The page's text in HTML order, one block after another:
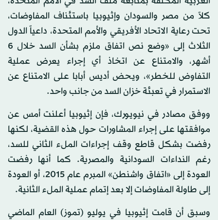
كلاً من مصر والسودان وإثيوبيا باستئناف المفاوضات،
تحت رعاية الاتحاد الأفريقي والأمم المتحدة، داعياً الدول
الثلاث إلى «وضع نص اتفاق ملزم بشأن السد خلال 6
أشهر، والامتناع عن اتخاذ أي إجراء يعرض عملية
التفاوض للخطر»، ويحض أديس أبابا على الامتناع عن
الاستمرار في تعبئة خزان السد من جانب واحد.
ووفق مصادر في نيويورك، فإن إثيوبيا أعلنت أمس عن
موافقتها على إجراء المشاورات حول هذه القضية، لكنها
رفضت بشكل قاطع وقف إجراءات الملء الثاني للسد،
رغم النداءات السودانية والمصرية. كما أنها رفضت
العودة إلى «اتفاق واشنطن» المبرم عام 2015، أو العودة
إلى طاولة المفاوضات إلا بعد إتمام عملية الملء الثانية.
وسبق أن قامت إثيوبيا في يوليو (تموز) العام الماضي